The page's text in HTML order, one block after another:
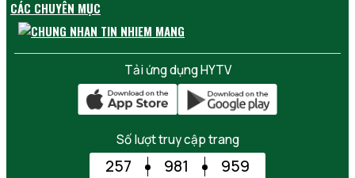
CÁC CHUYÊN MỤC
Tải ứng dụng HYTV
Số lượt truy cập trang
257 981 959